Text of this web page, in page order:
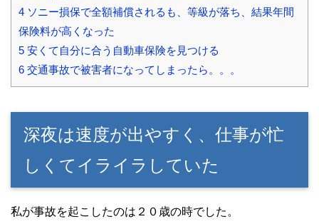
4 ソニー損保で全額補償されるも、等級が落ち、結果年間
保険料が高くなった
5 安くて自分に合う自動車保険を見つける
6 交通事故で被害者になってしまったら。。。
深夜は速度が出やすく、仕事が忙
しくてイライラしていた
私が事故を起こしたのは２０歳の時でした。